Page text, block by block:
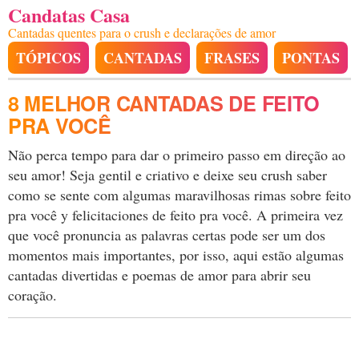
Candatas Casa
Cantadas quentes para o crush e declarações de amor
TÓPICOS CANTADAS FRASES PONTAS
8 MELHOR CANTADAS DE FEITO
PRA VOCÊ
Não perca tempo para dar o primeiro passo em direção ao
seu amor! Seja gentil e criativo e deixe seu crush saber
como se sente com algumas maravilhosas rimas sobre feito
pra você y felicitaciones de feito pra você. A primeira vez
que você pronuncia as palavras certas pode ser um dos
momentos mais importantes, por isso, aqui estão algumas
cantadas divertidas e poemas de amor para abrir seu
coração.